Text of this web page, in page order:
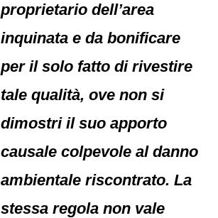
proprietario dell’area
inquinata e da bonificare
per il solo fatto di rivestire
tale qualità, ove non si
dimostri il suo apporto
causale colpevole al danno
ambientale riscontrato. La
stessa regola non vale